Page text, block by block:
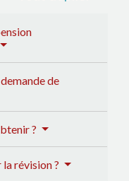
de
?
révision ?